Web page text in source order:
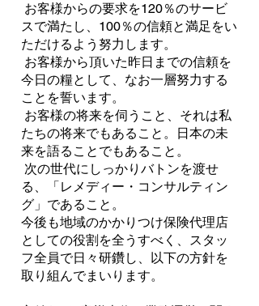
お客様からの要求を120％のサービ
スで満たし、100％の信頼と満足をい
ただけるよう努力します。
お客様から頂いた昨日までの信頼を
今日の糧として、なお一層努力する
ことを誓います。
お客様の将来を伺うこと、それは私
たちの将来でもあること。日本の未
来を語ることでもあること。
次の世代にしっかりバトンを渡せ
る、「レメディー・コンサルティン
グ」であること。
今後も地域のかかりつけ保険代理店
としての役割を全うすべく、スタッ
フ全員で日々研鑽し、以下の方針を
取り組んでまいります。